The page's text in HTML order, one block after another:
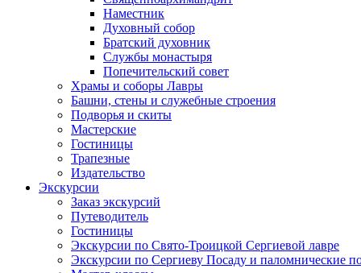
Наместник
Духовный собор
Братский духовник
Службы монастыря
Попечительский совет
Храмы и соборы Лавры
Башни, стены и служебные строения
Подворья и скиты
Мастерские
Гостиницы
Трапезные
Издательство
Экскурсии
Заказ экскурсий
Путеводитель
Гостиницы
Экскурсии по Свято-Троицкой Сергиевой лавре
Экскурсии по Сергиеву Посаду и паломнические